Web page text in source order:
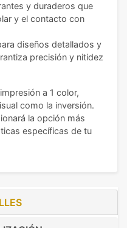
y duraderos que
y el contacto con
diseños detallados y
precisión y nitidez
a 1 color,
como la inversión.
la opción más
específicas de tu